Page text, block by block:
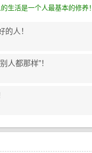
生活是一个人最基本的修养！
的人！
人都那样”！